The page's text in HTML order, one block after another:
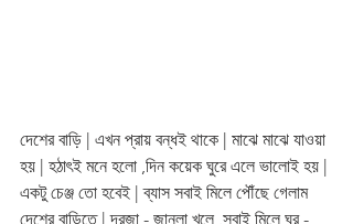
দেশের বাড়ি | এখন প্রায় বন্ধই থাকে | মাঝে মাঝে যাওয়া
হয় | হঠাৎই মনে হলো ,দিন কয়েক ঘুরে এলে ভালোই হয় |
একটু চেঞ্জ তো হবেই | ব্যাস সবাই মিলে পৌঁছে গেলাম
দেশের বাড়িতে | দরজা - জানলা খুলে ,সবাই মিলে ঘর -